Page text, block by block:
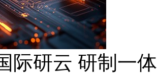
际研云 研制一